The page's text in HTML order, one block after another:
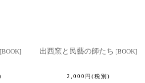
[BOOK] 出西窯と民藝の師たち [BOOK]
2,000 円 (税別)